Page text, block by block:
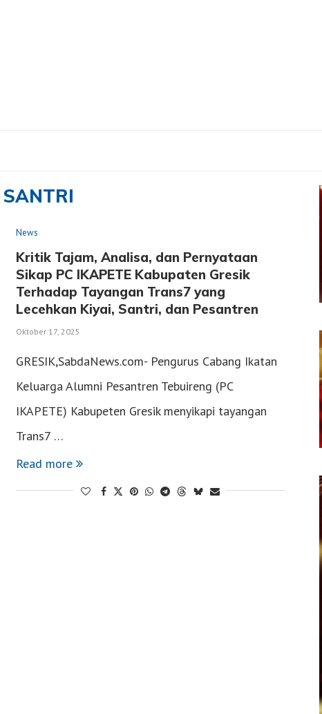
SANTRI
News
Kritik Tajam, Analisa, dan Pernyataan
Sikap PC IKAPETE Kabupaten Gresik
Terhadap Tayangan Trans7 yang
Lecehkan Kiyai, Santri, dan Pesantren
Oktober 17, 2025
GRESIK,SabdaNews.com- Pengurus Cabang Ikatan
Keluarga Alumni Pesantren Tebuireng (PC
IKAPETE) Kabupeten Gresik menyikapi tayangan
Trans7 …
Read more